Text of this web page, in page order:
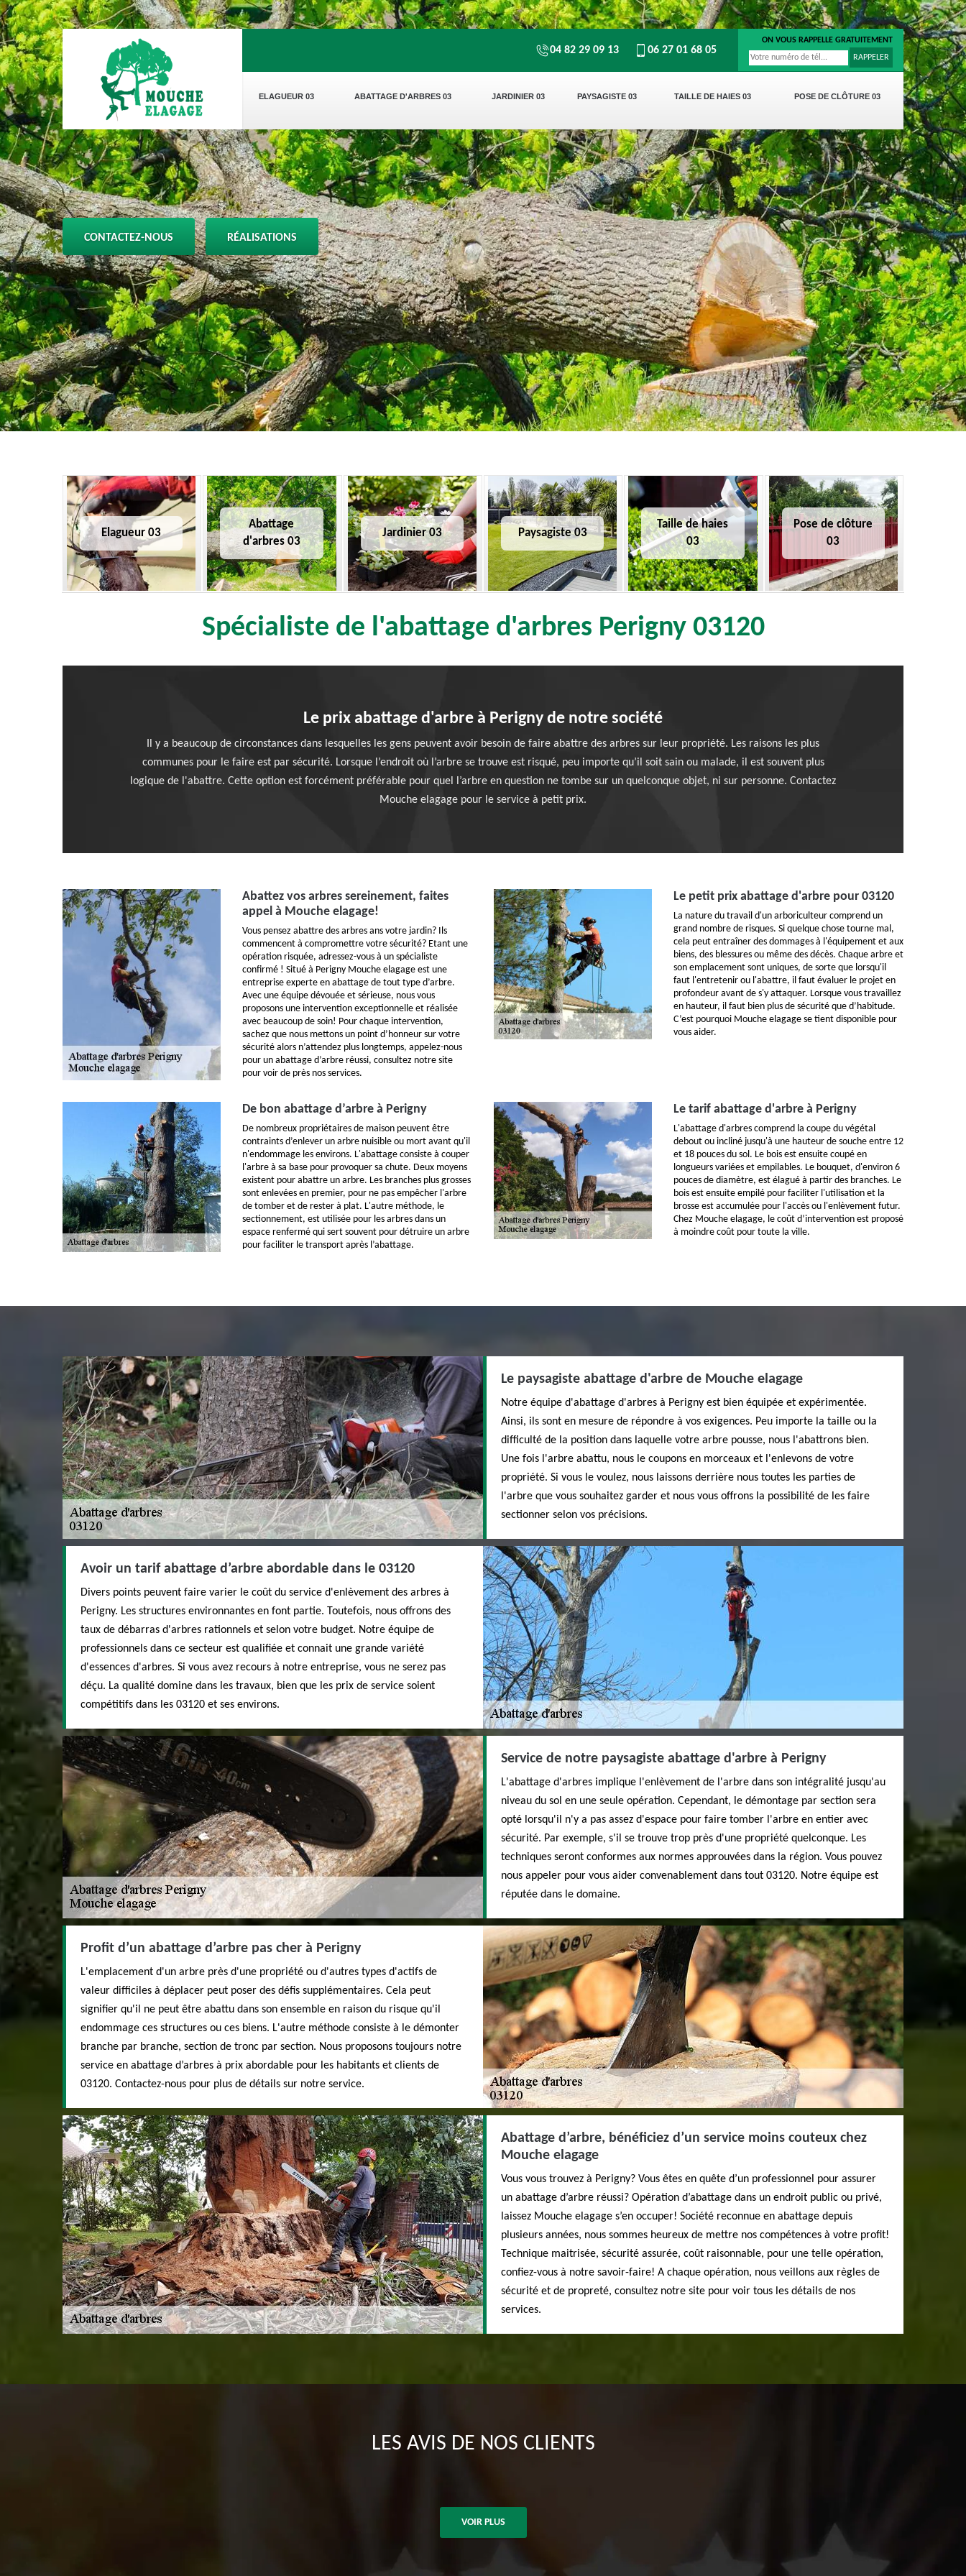
ELAGUEUR 03 ABATTAGE D'ARBRES 03 JARDINIER 03 PAYSAGISTE 03 TAILLE DE HAIES 03 POSE DE CLÔTURE 03
04 82 29 09 13 06 27 01 68 05
ON VOUS RAPPELLE GRATUITEMENT
CONTACTEZ-NOUS RÉALISATIONS
Elagueur 03
Abattage
d'arbres 03
Jardinier 03 Paysagiste 03
Taille de haies
03
Pose de clôture
03
Spécialiste de l'abattage d'arbres Perigny 03120
Le prix abattage d'arbre à Perigny de notre société
Il y a beaucoup de circonstances dans lesquelles les gens peuvent avoir besoin de faire abattre des arbres sur leur propriété. Les raisons les plus
communes pour le faire est par sécurité. Lorsque l’endroit où l’arbre se trouve est risqué, peu importe qu’il soit sain ou malade, il est souvent plus
logique de l'abattre. Cette option est forcément préférable pour quel l’arbre en question ne tombe sur un quelconque objet, ni sur personne. Contactez
Mouche elagage pour le service à petit prix.
Abattez vos arbres sereinement, faites
appel à Mouche elagage!
Vous pensez abattre des arbres ans votre jardin? Ils
commencent à compromettre votre sécurité? Etant une
opération risquée, adressez-vous à un spécialiste
confirmé ! Situé à Perigny Mouche elagage est une
entreprise experte en abattage de tout type d’arbre.
Avec une équipe dévouée et sérieuse, nous vous
proposons une intervention exceptionnelle et réalisée
avec beaucoup de soin! Pour chaque intervention,
sachez que nous mettons un point d’honneur sur votre
sécurité alors n’attendez plus longtemps, appelez-nous
pour un abattage d’arbre réussi, consultez notre site
pour voir de près nos services.
Le petit prix abattage d'arbre pour 03120
La nature du travail d'un arboriculteur comprend un
grand nombre de risques. Si quelque chose tourne mal,
cela peut entraîner des dommages à l'équipement et aux
biens, des blessures ou même des décès. Chaque arbre et
son emplacement sont uniques, de sorte que lorsqu'il
faut l'entretenir ou l'abattre, il faut évaluer le projet en
profondeur avant de s'y attaquer. Lorsque vous travaillez
en hauteur, il faut bien plus de sécurité que d’habitude.
C’est pourquoi Mouche elagage se tient disponible pour
vous aider.
De bon abattage d’arbre à Perigny
De nombreux propriétaires de maison peuvent être
contraints d’enlever un arbre nuisible ou mort avant qu'il
n'endommage les environs. L'abattage consiste à couper
l'arbre à sa base pour provoquer sa chute. Deux moyens
existent pour abattre un arbre. Les branches plus grosses
sont enlevées en premier, pour ne pas empêcher l'arbre
de tomber et de rester à plat. L'autre méthode, le
sectionnement, est utilisée pour les arbres dans un
espace renfermé qui sert souvent pour détruire un arbre
pour faciliter le transport après l’abattage.
Le tarif abattage d'arbre à Perigny
L'abattage d'arbres comprend la coupe du végétal
debout ou incliné jusqu'à une hauteur de souche entre 12
et 18 pouces du sol. Le bois est ensuite coupé en
longueurs variées et empilables. Le bouquet, d'environ 6
pouces de diamètre, est élagué à partir des branches. Le
bois est ensuite empilé pour faciliter l'utilisation et la
brosse est accumulée pour l'accès ou l'enlèvement futur.
Chez Mouche elagage, le coût d’intervention est proposé
à moindre coût pour toute la ville.
Le paysagiste abattage d'arbre de Mouche elagage
Notre équipe d'abattage d'arbres à Perigny est bien équipée et expérimentée.
Ainsi, ils sont en mesure de répondre à vos exigences. Peu importe la taille ou la
difficulté de la position dans laquelle votre arbre pousse, nous l'abattrons bien.
Une fois l'arbre abattu, nous le coupons en morceaux et l'enlevons de votre
propriété. Si vous le voulez, nous laissons derrière nous toutes les parties de
l'arbre que vous souhaitez garder et nous vous offrons la possibilité de les faire
sectionner selon vos précisions.
Avoir un tarif abattage d’arbre abordable dans le 03120
Divers points peuvent faire varier le coût du service d'enlèvement des arbres à
Perigny. Les structures environnantes en font partie. Toutefois, nous offrons des
taux de débarras d'arbres rationnels et selon votre budget. Notre équipe de
professionnels dans ce secteur est qualifiée et connait une grande variété
d'essences d'arbres. Si vous avez recours à notre entreprise, vous ne serez pas
déçu. La qualité domine dans les travaux, bien que les prix de service soient
compétitifs dans les 03120 et ses environs.
Service de notre paysagiste abattage d'arbre à Perigny
L'abattage d'arbres implique l'enlèvement de l'arbre dans son intégralité jusqu'au
niveau du sol en une seule opération. Cependant, le démontage par section sera
opté lorsqu'il n'y a pas assez d'espace pour faire tomber l'arbre en entier avec
sécurité. Par exemple, s'il se trouve trop près d'une propriété quelconque. Les
techniques seront conformes aux normes approuvées dans la région. Vous pouvez
nous appeler pour vous aider convenablement dans tout 03120. Notre équipe est
réputée dans le domaine.
Profit d’un abattage d’arbre pas cher à Perigny
L'emplacement d'un arbre près d'une propriété ou d'autres types d'actifs de
valeur difficiles à déplacer peut poser des défis supplémentaires. Cela peut
signifier qu'il ne peut être abattu dans son ensemble en raison du risque qu'il
endommage ces structures ou ces biens. L'autre méthode consiste à le démonter
branche par branche, section de tronc par section. Nous proposons toujours notre
service en abattage d’arbres à prix abordable pour les habitants et clients de
03120. Contactez-nous pour plus de détails sur notre service.
Abattage d’arbre, bénéficiez d’un service moins couteux chez
Mouche elagage
Vous vous trouvez à Perigny? Vous êtes en quête d’un professionnel pour assurer
un abattage d’arbre réussi? Opération d’abattage dans un endroit public ou privé,
laissez Mouche elagage s’en occuper! Société reconnue en abattage depuis
plusieurs années, nous sommes heureux de mettre nos compétences à votre profit!
Technique maitrisée, sécurité assurée, coût raisonnable, pour une telle opération,
confiez-vous à notre savoir-faire! A chaque opération, nous veillons aux règles de
sécurité et de propreté, consultez notre site pour voir tous les détails de nos
services.
LES AVIS DE NOS CLIENTS
VOIR PLUS